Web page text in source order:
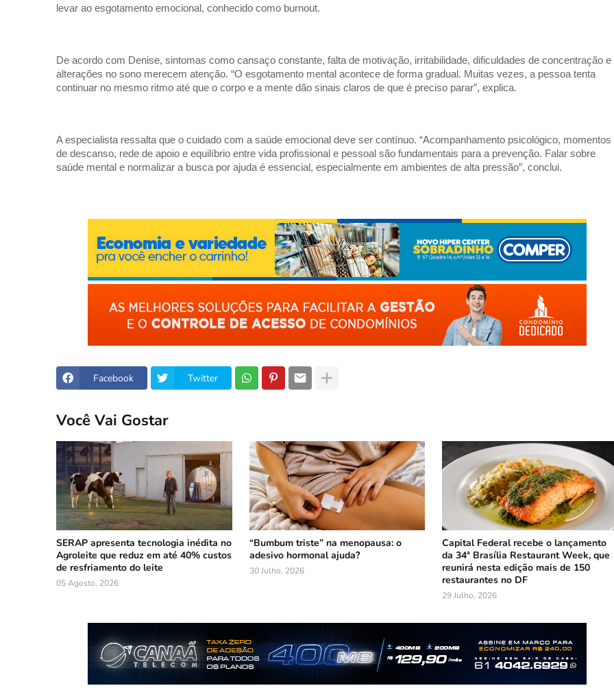
levar ao esgotamento emocional, conhecido como burnout.
De acordo com Denise, sintomas como cansaço constante, falta de motivação, irritabilidade, dificuldades de concentração e
alterações no sono merecem atenção. “O esgotamento mental acontece de forma gradual. Muitas vezes, a pessoa tenta
continuar no mesmo ritmo até que o corpo e a mente dão sinais claros de que é preciso parar”, explica.
A especialista ressalta que o cuidado com a saúde emocional deve ser contínuo. “Acompanhamento psicológico, momentos
de descanso, rede de apoio e equilíbrio entre vida profissional e pessoal são fundamentais para a prevenção. Falar sobre
saúde mental e normalizar a busca por ajuda é essencial, especialmente em ambientes de alta pressão”, conclui.
Facebook Twitter
Você Vai Gostar
SERAP apresenta tecnologia inédita no
Agroleite que reduz em até 40% custos
de resfriamento do leite
05 Agosto, 2026
“Bumbum triste” na menopausa: o
adesivo hormonal ajuda?
30 Julho, 2026
Capital Federal recebe o lançamento
da 34ª Brasília Restaurant Week, que
reunirá nesta edição mais de 150
restaurantes no DF
29 Julho, 2026